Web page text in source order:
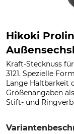
Hikoki
Kraft-Stecknuss
3121. Spezielle
Lange Haltbarkeit
Größenangaben
Stift- und